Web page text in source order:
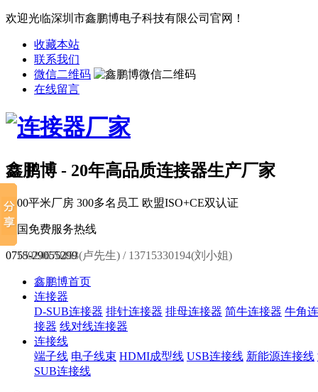
欢迎光临深圳市鑫鹏博电子科技有限公司官网！
收藏本站
联系我们
微信二维码
在线留言
鑫鹏博 - 20年高品质连接器生产厂家
6000平米厂房 300多名员工 欧盟ISO+CE双认证
全国免费服务热线
0755-29055299
18924670453(卢先生) / 13715330194(刘小姐)
鑫鹏博首页
连接器
D-SUB连接器 排针连接器 排母连接器 简牛连接器 牛角
接器 线对线连接器
连接线
端子线 电子线束 HDMI成型线 USB连接线 新能源连接线
SUB连接线